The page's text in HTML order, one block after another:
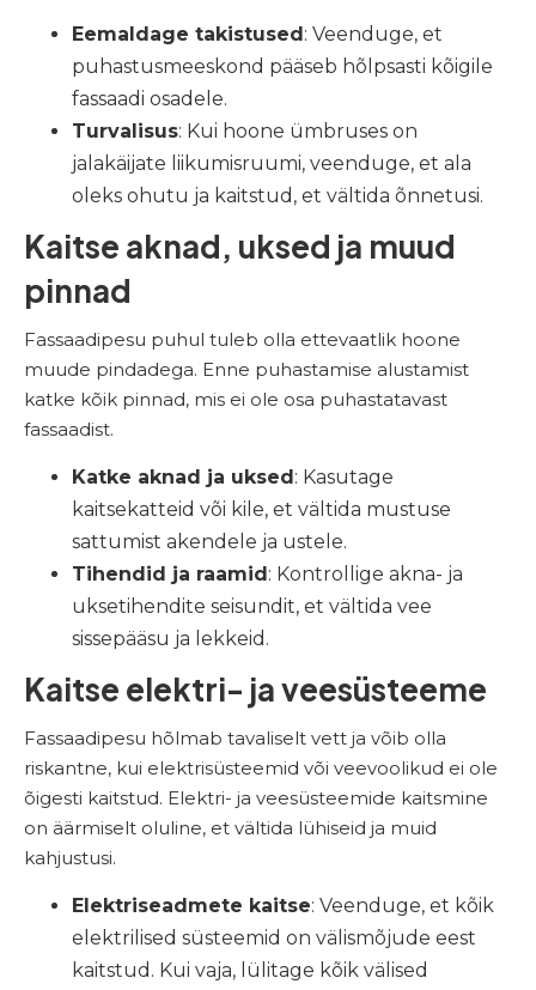
Eemaldage takistused: Veenduge, et
puhastusmeeskond pääseb hõlpsasti kõigile
fassaadi osadele.
Turvalisus: Kui hoone ümbruses on
jalakäijate liikumisruumi, veenduge, et ala
oleks ohutu ja kaitstud, et vältida õnnetusi.
Kaitse aknad, uksed ja muud
pinnad
Fassaadipesu puhul tuleb olla ettevaatlik hoone
muude pindadega. Enne puhastamise alustamist
katke kõik pinnad, mis ei ole osa puhastatavast
fassaadist.
Katke aknad ja uksed: Kasutage
kaitsekatteid või kile, et vältida mustuse
sattumist akendele ja ustele.
Tihendid ja raamid: Kontrollige akna- ja
uksetihendite seisundit, et vältida vee
sissepääsu ja lekkeid.
Kaitse elektri- ja veesüsteeme
Fassaadipesu hõlmab tavaliselt vett ja võib olla
riskantne, kui elektrisüsteemid või veevoolikud ei ole
õigesti kaitstud. Elektri- ja veesüsteemide kaitsmine
on äärmiselt oluline, et vältida lühiseid ja muid
kahjustusi.
Elektriseadmete kaitse: Veenduge, et kõik
elektrilised süsteemid on välismõjude eest
kaitstud. Kui vaja, lülitage kõik välised